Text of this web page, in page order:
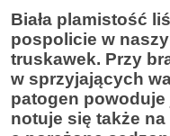
Biała plamistość
pospolicie w
truskawek. Przy
w sprzyjających
patogen
notuje się także